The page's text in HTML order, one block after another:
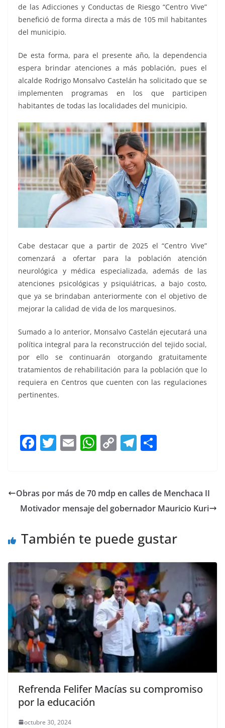
de las Adicciones y Conductas de Riesgo “Centro Vive”
benefició de forma directa a más de 105 mil habitantes
del municipio.
De esta forma, para el presente año, la dependencia
espera brindar atenciones a más población, pues el
alcalde Rodrigo Monsalvo Castelán ha solicitado que se
implementen programas en los que participen
habitantes de todas las localidades del municipio.
Cabe destacar que a partir de 2025 el “Centro Vive”
comenzará a ofertar para la población atención
neurológica y médica especializada, además de las
atenciones psicológicas y psiquiátricas, a bajo costo,
que ya se brindaban anteriormente con el objetivo de
mejorar la calidad de vida de los marquesinos.
Sumado a lo anterior, Monsalvo Castelán ejecutará una
política integral para la reconstrucción del tejido social,
por ello se continuarán otorgando gratuitamente
tratamientos de rehabilitación para la población que lo
requiera en Centros que cuenten con las regulaciones
pertinentes.
F
e
b
o
T
er
E
l
W
s
A
p
C
y
Li
k
T
gr
a
e
Obras por más de 70 mdp en calles de Menchaca II
Motivador mensaje del gobernador Mauricio Kuri
También te puede gustar
Refrenda Felifer Macías su compromiso
por la educación
octubre 30, 2024